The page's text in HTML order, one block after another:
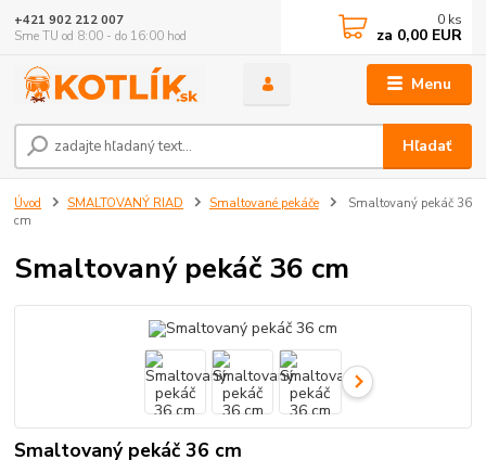
Menu
Hľadať
+421 902 212 007
Sme TU od 8:00 - do 16:00 hod
0 ks
za 0,00 EUR
Úvod SMALTOVANÝ RIAD Smaltované pekáče
Smaltovaný pekáč 36
cm
Smaltovaný pekáč 36 cm
Smaltovaný pekáč 36 cm